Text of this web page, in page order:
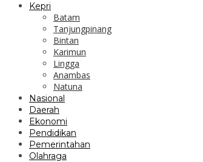
Kepri
Batam
Tanjungpinang
Bintan
Karimun
Lingga
Anambas
Natuna
Nasional
Daerah
Ekonomi
Pendidikan
Pemerintahan
Olahraga